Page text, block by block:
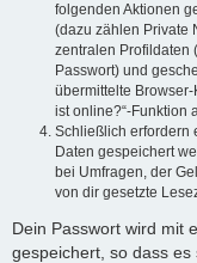
folgenden Aktionen
(dazu zählen Private
zentralen Profildaten
Passwort) und
übermittelte
ist online?“-Funktion
Schließlich erfordern
Daten gespeichert
bei Umfragen, der
von dir gesetzte
Dein Passwort wird mit
gespeichert, so dass es